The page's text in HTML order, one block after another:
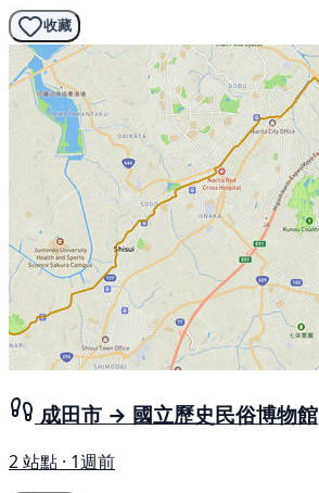
收藏
成田市 → 國立歷史民俗博物館
2 站點 · 1週前